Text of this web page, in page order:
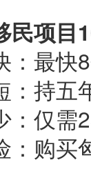
民项目
最快
持五
仅需
购买